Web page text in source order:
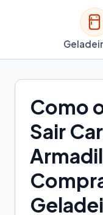
Como
Sair